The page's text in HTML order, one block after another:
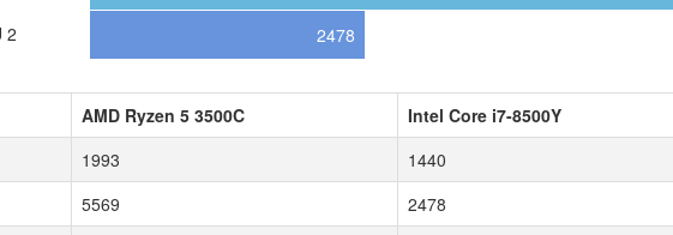
2
2478
AMD Ryzen 5 3500C
Intel Core i7-8500Y
1993
1440
5569
2478